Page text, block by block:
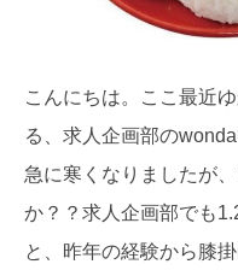
こんにちは。ここ最近
る、求人企画部の
急に寒くなりましたが
か？？求人企画部でも
と、昨年の経験から膝